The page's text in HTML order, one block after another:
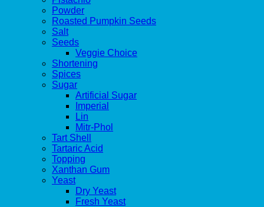
Powder
Roasted Pumpkin Seeds
Salt
Seeds
Veggie Choice
Shortening
Spices
Sugar
Artificial Sugar
Imperial
Lin
Mitr-Phol
Tart Shell
Tartaric Acid
Topping
Xanthan Gum
Yeast
Dry Yeast
Fresh Yeast